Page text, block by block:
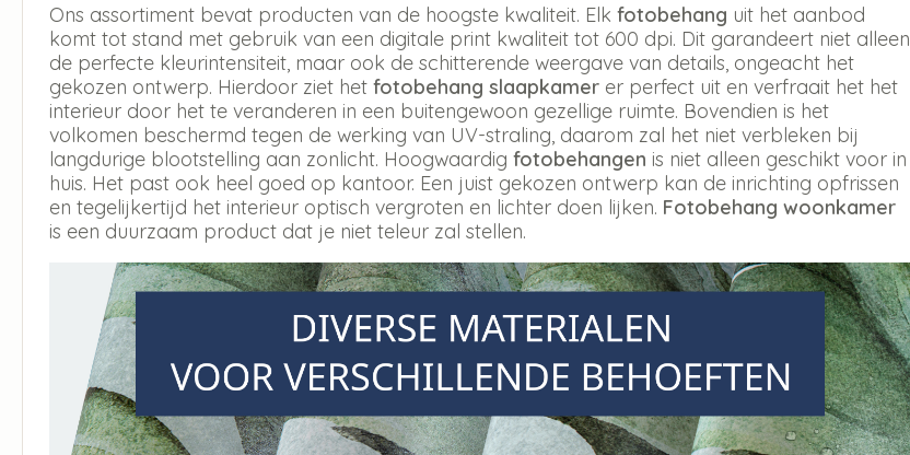
Ons assortiment bevat producten van de hoogste kwaliteit. Elk fotobehang uit het aanbod
komt tot stand met gebruik van een digitale print kwaliteit tot 600 dpi. Dit garandeert niet alleen
de perfecte kleurintensiteit, maar ook de schitterende weergave van details, ongeacht het
gekozen ontwerp. Hierdoor ziet het fotobehang slaapkamer er perfect uit en verfraait het het
interieur door het te veranderen in een buitengewoon gezellige ruimte. Bovendien is het
volkomen beschermd tegen de werking van UV-straling, daarom zal het niet verbleken bij
langdurige blootstelling aan zonlicht. Hoogwaardig fotobehangen is niet alleen geschikt voor in
huis. Het past ook heel goed op kantoor. Een juist gekozen ontwerp kan de inrichting opfrissen
en tegelijkertijd het interieur optisch vergroten en lichter doen lijken. Fotobehang woonkamer
is een duurzaam product dat je niet teleur zal stellen.